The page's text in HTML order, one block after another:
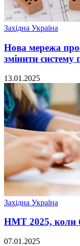
Західна Україна
Нова мережа
змінити систему
13.01.2025
Західна Україна
НМТ 2025, коли
07.01.2025